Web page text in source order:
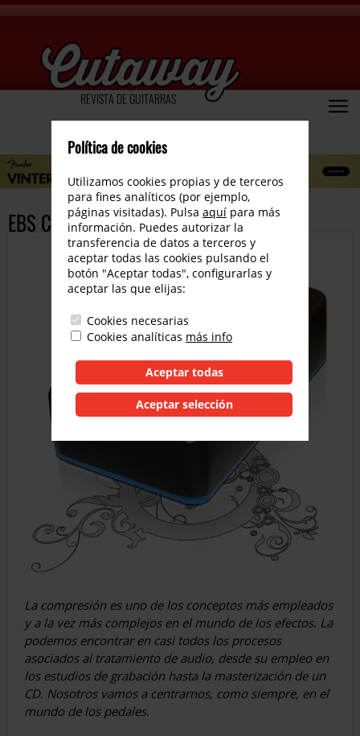
REVISTA DE GUITARRAS
EBS Compressor
La compresión es uno de los conceptos más empleados
y a la vez más complejos en el mundo de los efectos. La
podemos encontrar en casi todos los procesos
asociados al tratamiento de audio, desde su empleo en
los estudios de grabación hasta la masterización de un
CD. Nosotros vamos a centrarnos, como siempre, en el
mundo de los pedales.
Política de cookies
Utilizamos cookies propias y de terceros
para fines analíticos (por ejemplo,
páginas visitadas). Pulsa aquí para más
información. Puedes autorizar la
transferencia de datos a terceros y
aceptar todas las cookies pulsando el
botón "Aceptar todas", configurarlas y
aceptar las que elijas:
Cookies necesarias
Cookies analíticas más info
Aceptar todas
Aceptar selección